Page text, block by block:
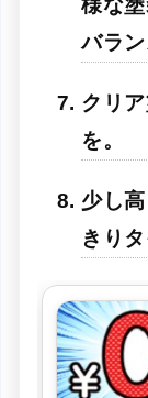
様な
バラン
クリ
を。
少し
きり